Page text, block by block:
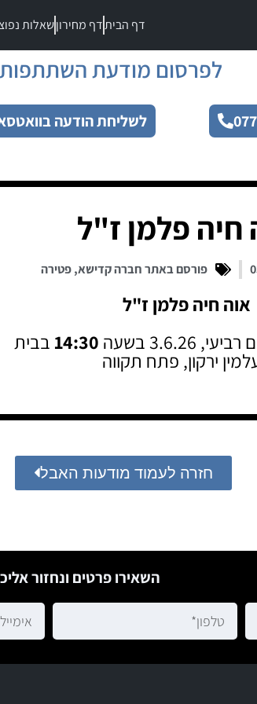
דף הביתדף מחירוןשאלות
לפרסום מודעת
לשליחת הודעה
חיה פלמן ז"ל
פורסם באתר חברה קדישא,פטירה
אוה חיה פלמן ז"ל
3.6.26 בשעה 14:30 בבית
ירקון, פתח תקווה
חזרה לעמוד מודעות האבל
השאירו פרטים ונחזור